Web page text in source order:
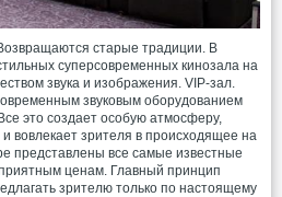
старые традиции. В
суперсовременных кинозала на
звука и изображения. VIP-зал.
звуковым оборудованием
это создает особую атмосферу,
вовлекает зрителя в происходящее на
представлены все самые известные
ценам. Главный принцип
зрителю только по настоящему